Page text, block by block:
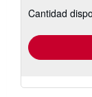
Cantidad